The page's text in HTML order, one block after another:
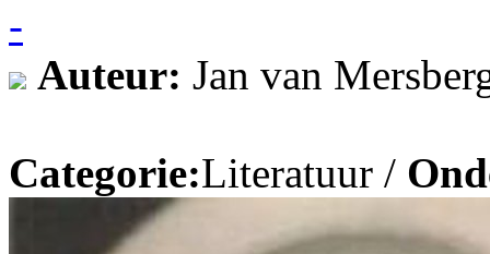
-
Auteur: Jan van
Categorie:Literatuur /